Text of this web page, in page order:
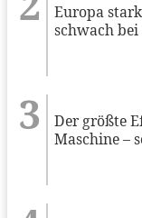
Europa
schwach
Der größte
Maschine –